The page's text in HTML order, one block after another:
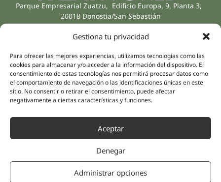
Gestiona tu privacidad
Para ofrecer las mejores experiencias, utilizamos tecnologías como las
cookies para almacenar y/o acceder a la información del dispositivo. El
consentimiento de estas tecnologías nos permitirá procesar datos como
el comportamiento de navegación o las identificaciones únicas en este
sitio. No consentir o retirar el consentimiento, puede afectar
negativamente a ciertas características y funciones.
Aceptar
Denegar
Administrar opciones
Parque Empresarial Zuatzu, Edificio Europa, 9, Planta 3,
20018 Donostia/San Sebastián
(Gipuzkoa)
Especialidades
Salud íntima
Sports
Salud mental
Neurología y dolor
Medicina estética
Compañía
Equipo humano
Distribuidores
Partnerships
Nesa Academic
Evidencia científica
Instagram
LinkedIn